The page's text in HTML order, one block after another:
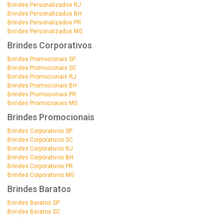
Brindes Personalizados RJ
Brindes Personalizados BH
Brindes Personalizados PR
Brindes Personalizados MG
Brindes Corporativos
Brindes Promocionais SP
Brindes Promocionais SC
Brindes Promocionais RJ
Brindes Promocionais BH
Brindes Promocionais PR
Brindes Promocionais MG
Brindes Promocionais
Brindes Corporativos SP
Brindes Corporativos SC
Brindes Corporativos RJ
Brindes Corporativos BH
Brindes Corporativos PR
Brindes Corporativos MG
Brindes Baratos
Brindes Baratos SP
Brindes Baratos SC